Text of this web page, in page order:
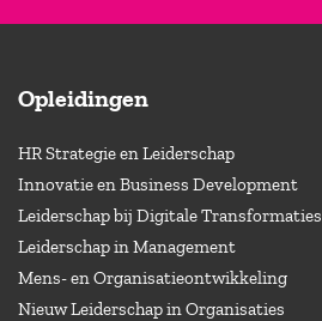
Opleidingen
HR Strategie en Leiderschap
Innovatie en Business Development
Leiderschap bij Digitale Transformaties
Leiderschap in Management
Mens- en Organisatieontwikkeling
Nieuw Leiderschap in Organisaties